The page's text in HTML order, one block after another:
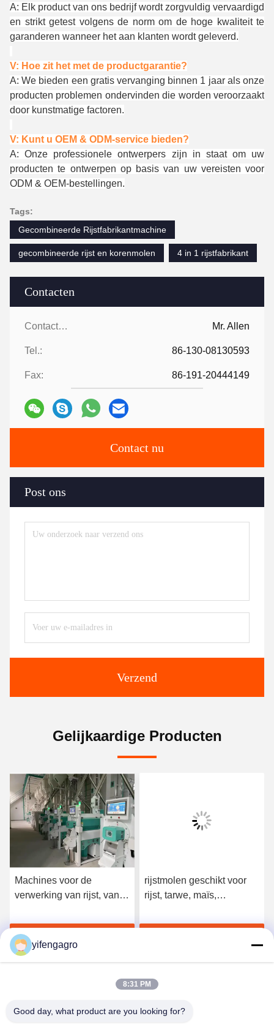
Contacten
Contacten: Mr. Allen
Tel.: 86-130-08130593
Fax: 86-191-20444149
Contact nu
Post ons
Verzend
A: Elk product van ons bedrijf wordt zorgvuldig vervaardigd
en strikt getest volgens de norm om de hoge kwaliteit te
garanderen wanneer het aan klanten wordt geleverd.
V: Hoe zit het met de productgarantie?
A: We bieden een gratis vervanging binnen 1 jaar als onze
producten problemen ondervinden die worden veroorzaakt
door kunstmatige factoren.
V: Kunt u OEM & ODM-service bieden?
A: Onze professionele ontwerpers zijn in staat om uw
producten te ontwerpen op basis van uw vereisten voor
ODM & OEM-bestellingen.
Tags:
Gecombineerde Rijstfabrikantmachine
gecombineerde rijst en korenmolen 4 in 1 rijstfabrikant
Gelijkaardige Producten
Machines voor de
verwerking van rijst, van
verwerking van rijst, van
paddywijn, van maïs en
van koffie
rijstmolen geschikt voor
rijst, tarwe, maïs,
en duurzame
yifengagro
8:31 PM
Good day, what product are you looking for?